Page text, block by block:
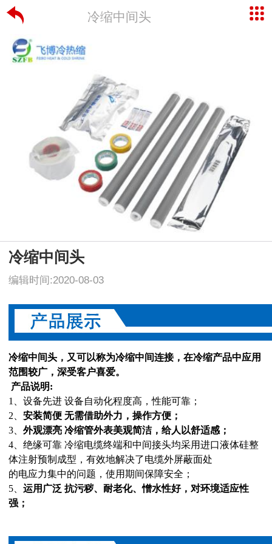
冷缩中间头
冷缩中间头
编辑时间:2020-08-03
冷缩中间头，又可以称为冷缩中间连接，在冷缩产品中应用
范围较广，深受客户喜爱。
产品说明:
1、 设备先进 设备自动化程度高，性能可靠；
2、 安装简便 无需借助外力，操作方便；
3、 外观漂亮 冷缩管外表美观简洁，给人以舒适感；
4、 绝缘可靠 冷缩电缆终端和中间接头均采用进口液体硅整
体注射预制成型，有效地解决了电缆外屏蔽面处
的电应力集中的问题，使用期间保障安全；
5、 运用广泛 抗污秽、耐老化、憎水性好，对环境适应性
强；